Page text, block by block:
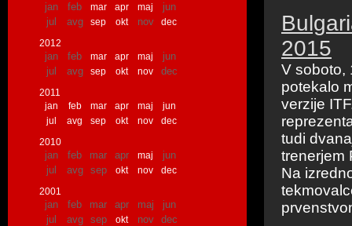
jan feb mar apr maj
jun
jul
avg sep okt nov
dec
2012
jan feb mar apr maj
jun
jul
avg sep okt nov dec
2011
jan
feb mar apr maj
jun
jul
avg sep okt nov
dec
2010
jan feb mar apr maj
jun
jul
avg sep okt nov
dec
2001
jan feb mar apr maj
jun
jul
avg sep okt nov dec
2015
V soboto,
potekalo
verzije
tudi
trenerjem
Na